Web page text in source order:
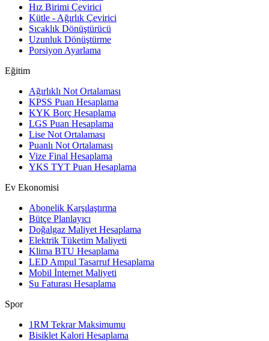
Hız Birimi Çevirici
Kütle - Ağırlık Çevirici
Sıcaklık Dönüştürücü
Uzunluk Dönüştürme
Porsiyon Ayarlama
Eğitim
Ağırlıklı Not Ortalaması
KPSS Puan Hesaplama
KYK Borç Hesaplama
LGS Puan Hesaplama
Lise Not Ortalaması
Puanlı Not Ortalaması
Vize Final Hesaplama
YKS TYT Puan Hesaplama
Ev Ekonomisi
Abonelik Karşılaştırma
Bütçe Planlayıcı
Doğalgaz Maliyet Hesaplama
Elektrik Tüketim Maliyeti
Klima BTU Hesaplama
LED Ampul Tasarruf Hesaplama
Mobil İnternet Maliyeti
Su Faturası Hesaplama
Spor
1RM Tekrar Maksimumu
Bisiklet Kalori Hesaplama